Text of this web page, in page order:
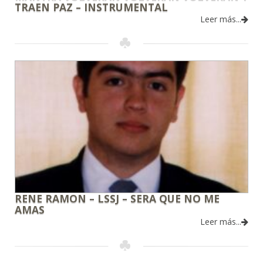
TRAEN PAZ – INSTRUMENTAL
Leer más...
RENE RAMON – LSSJ – SERA QUE NO ME
AMAS
Leer más...